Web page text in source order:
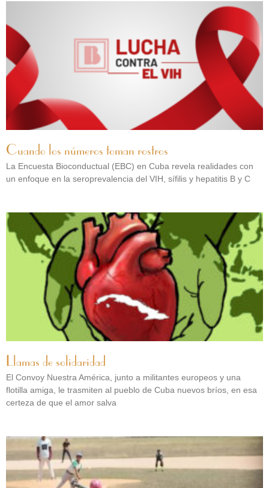
Cuando los números toman rostros
La Encuesta Bioconductual (EBC) en Cuba revela realidades con
un enfoque en la seroprevalencia del VIH, sífilis y hepatitis B y C
Llamas de solidaridad
El Convoy Nuestra América, junto a militantes europeos y una
flotilla amiga, le trasmiten al pueblo de Cuba nuevos bríos, en esa
certeza de que el amor salva